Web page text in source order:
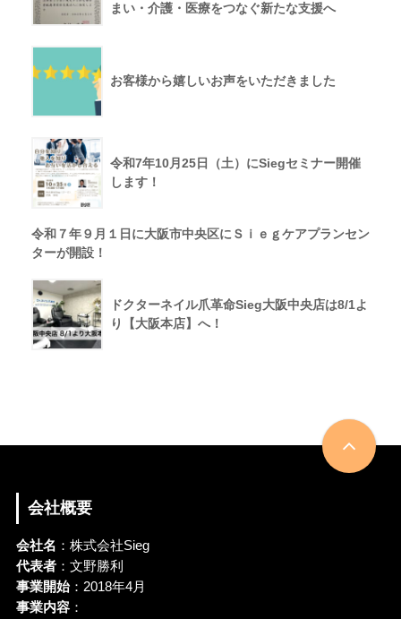
まい・介護・医療をつなぐ新たな支援へ
お客様から嬉しいお声をいただきました
令和7年10月25日（土）にSiegセミナー開催
します！
令和７年９月１日に大阪市中央区にＳｉｅｇケアプランセン
ターが開設！
ドクターネイル爪革命Sieg大阪中央店は8/1よ
り【大阪本店】へ！
会社概要
会社名 ：株式会社Sieg
代表者：文野勝利
事業開始：2018年4月
事業内容：